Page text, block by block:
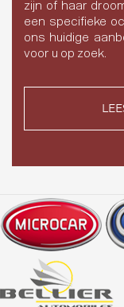
zijn of haar
een specifieke
ons huidige
voor u op zoek.